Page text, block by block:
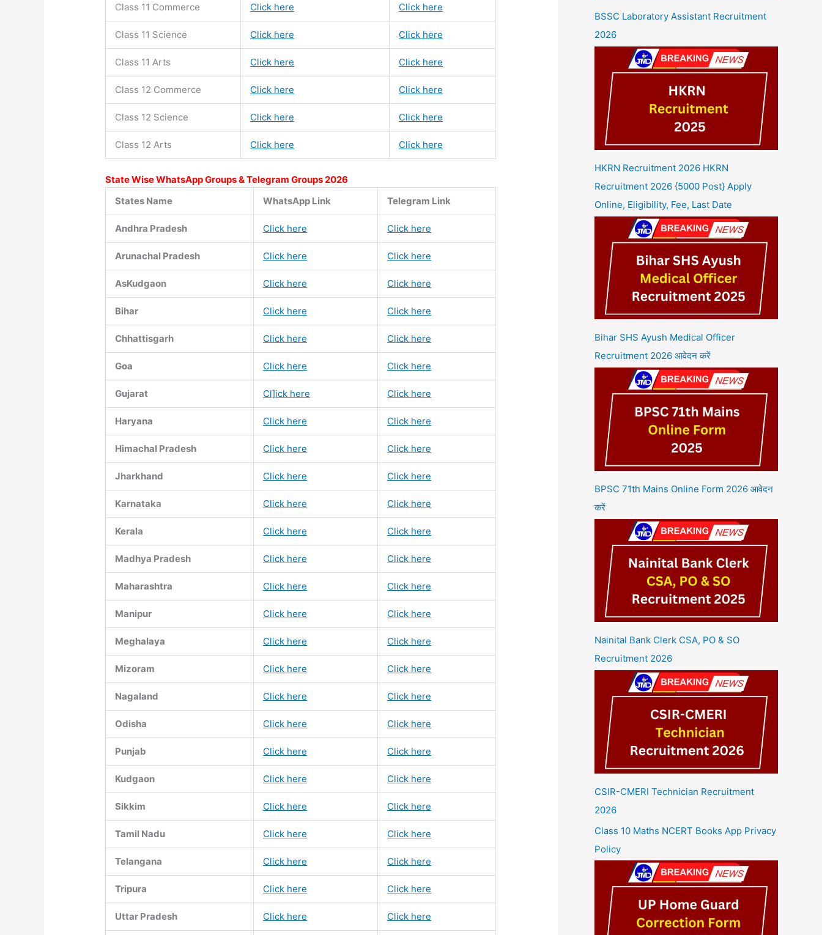
Class 11 Commerce Click here Click here
Class 11 Science Click here Click here
Class 11 Arts Click here Click here
Class 12 Commerce Click here Click here
Class 12 Science Click here Click here
Class 12 Arts Click here Click here
State Wise WhatsApp Groups & Telegram Groups 2026
States Name
WhatsApp Link Telegram Link
Andhra Pradesh Click here Click here
Arunachal Pradesh Click here Click here
AsKudgaon Click here Click here
Bihar Click here Click here
Chhattisgarh Click here Click here
Goa Click here Click here
Gujarat Cl]ick here Click here
Haryana Click here Click here
Himachal Pradesh Click here Click here
Jharkhand Click here Click here
Karnataka Click here Click here
Kerala Click here Click here
Madhya Pradesh Click here Click here
Maharashtra Click here Click here
Manipur Click here Click here
Meghalaya Click here Click here
Mizoram Click here Click here
Nagaland Click here Click here
Odisha Click here Click here
Punjab Click here Click here
Kudgaon Click here Click here
Sikkim Click here Click here
Tamil Nadu Click here Click here
Telangana Click here Click here
Tripura Click here Click here
Uttar Pradesh Click here Click here
BSSC Laboratory Assistant Recruitment
2026
HKRN Recruitment 2026 HKRN
Recruitment 2026 {5000 Post} Apply
Online, Eligibility, Fee, Last Date
Bihar SHS Ayush Medical Officer
Recruitment 2026 आवेदन करें
BPSC 71th Mains Online Form 2026 आवेदन
करें
Nainital Bank Clerk CSA, PO & SO
Recruitment 2026
CSIR-CMERI Technician Recruitment
2026
Class 10 Maths NCERT Books App Privacy
Policy